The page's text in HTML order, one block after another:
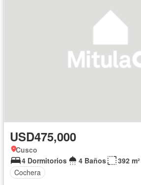
USD475,000
Cusco
4 Dormitorios
4 Baños
392 m²
Cochera